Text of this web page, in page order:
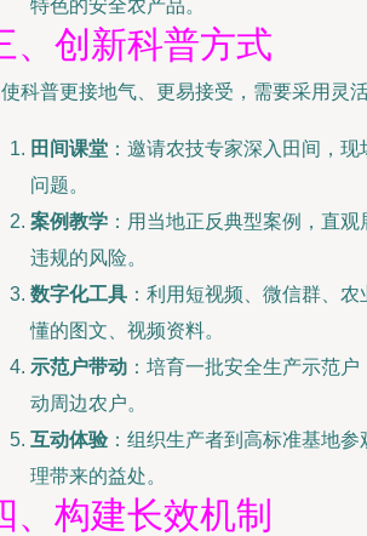
特色的安全农产品。
、创新科普方式
科普更接地气、更易接受，需要采用灵
田间课堂 ：邀请农技专家深入田间，
问题。
案例教学 ：用当地正反典型案例，直
违规的风险。
数字化工具 ：利用短视频、微信群、
懂的图文、视频资料。
示范户带动 ：培育一批安全生产示范
动周边农户。
互动体验 ：组织生产者到高标准基地
理带来的益处。
、构建长效机制